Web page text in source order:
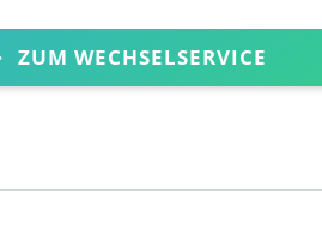
ZUM WECHSELSERVICE